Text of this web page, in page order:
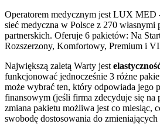
Operatorem medycznym jest LUX MED
sieć medyczna w Polsce z 270
partnerskich. Oferuje 6 pakietów: Na
Rozszerzony, Komfortowy, Premium i
Największą zaletą Warty jest
funkcjonować jednocześnie 3 różne
może wybrać ten, który odpowiada jego
finansowym (jeśli firma zdecyduje się na
zmiana pakietu możliwa jest co miesiąc,
swobodę dostosowania do zmieniających